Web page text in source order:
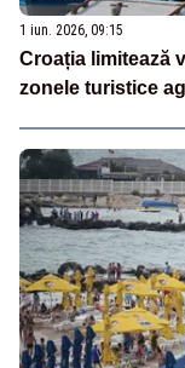
1 iun. 2026, 09:15
Croația limitează
zonele turistice